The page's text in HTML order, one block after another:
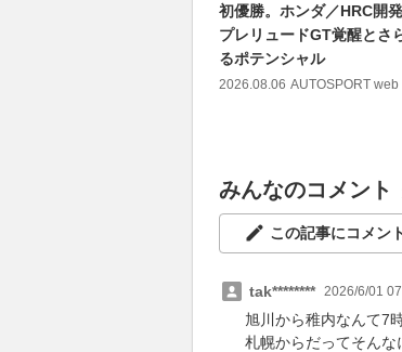
初優勝。ホンダ／HRC開
プレリュードGT覚醒とさ
るポテンシャル
2026.08.06 AUTOSPORT web
みんなのコメント
この記事にコメン
tak******** 2026/6/01
旭川から稚内なんて7
札幌からだってそんな